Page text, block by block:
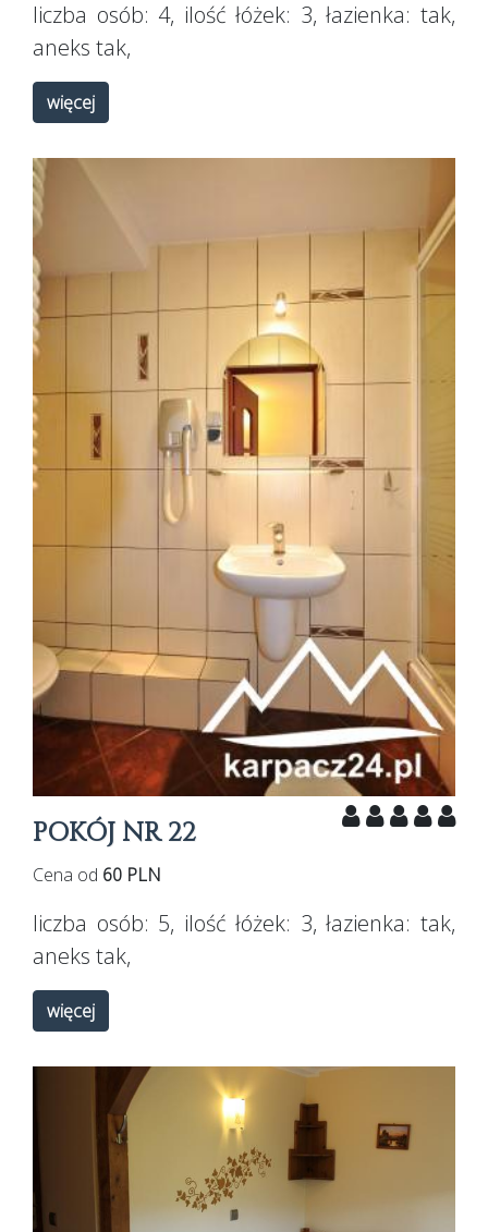
liczba osób: 4, ilość łóżek: 3, łazienka:tak,
aneks tak,
więcej
POKÓJ NR 22
Cena od 60 PLN
liczba osób: 5, ilość łóżek: 3, łazienka:tak,
aneks tak,
więcej